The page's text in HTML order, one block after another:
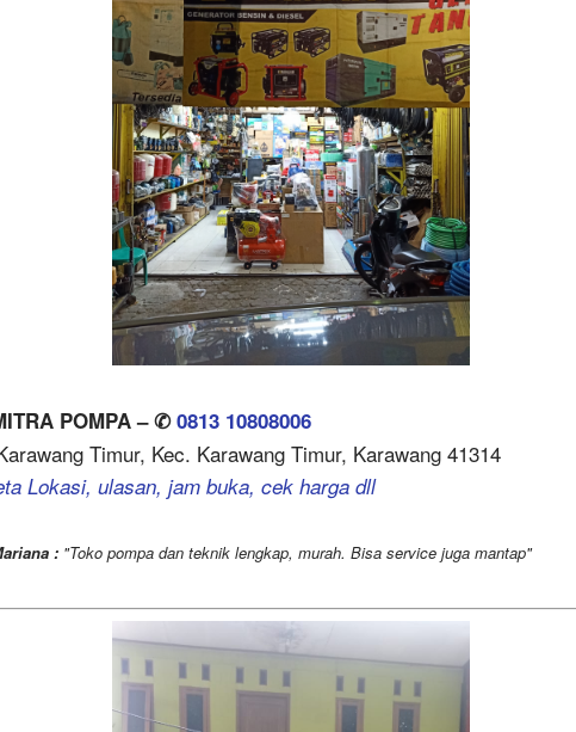
POMPA – ✆0813 10808006
Timur, Kec. Karawang Timur, Karawang 41314
Lokasi, ulasan, jam buka, cek harga dll
: Toko pompa dan teknik lengkap, murah. Bisa service juga mantap